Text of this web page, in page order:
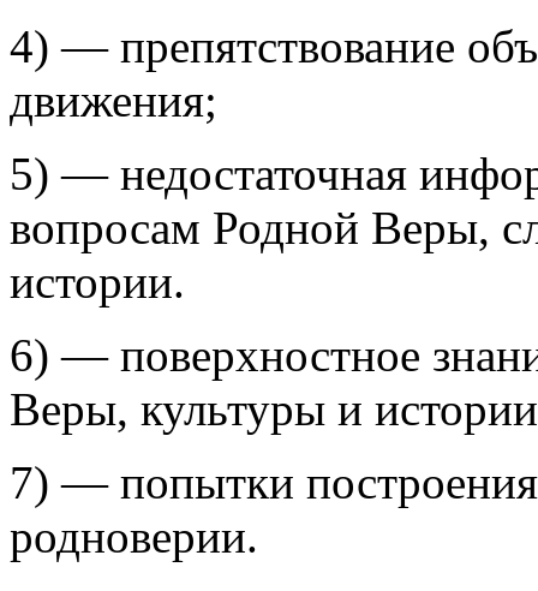
4) — препятствование
движения;
5) — недостаточная
вопросам Родной Веры,
истории.
6) — поверхностное
Веры, культуры и
7) — попытки
родноверии.